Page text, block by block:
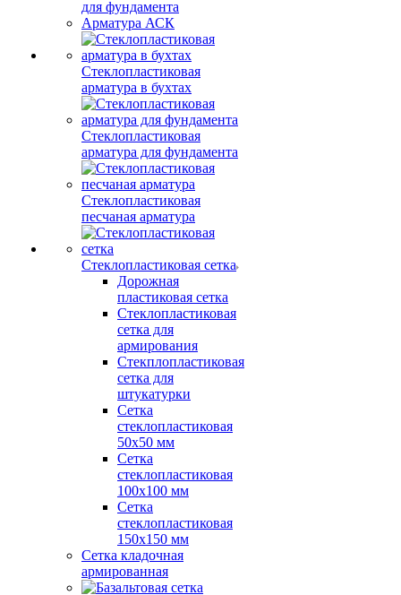
для фундамента
Арматура АСК
Стеклопластиковая
арматура в бухтах
Стеклопластиковая
арматура для фундамента
Стеклопластиковая
песчаная арматура
Стеклопластиковая сетка
Дорожная
пластиковая сетка
Стеклопластиковая
сетка для
армирования
Стекплопластиковая
сетка для
штукатурки
Сетка
стеклопластиковая
50x50 мм
Сетка
стеклопластиковая
100x100 мм
Сетка
стеклопластиковая
150x150 мм
Сетка кладочная
армированная